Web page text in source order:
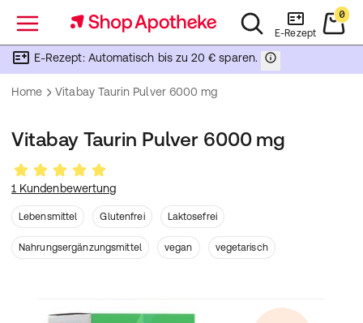
Menü E-Rezept
0
E-Rezept: Automatisch bis zu 20 € sparen.
Home Vitabay Taurin Pulver 6000 mg
Vitabay Taurin Pulver 6000 mg
1 Kundenbewertung
Lebensmittel Glutenfrei Laktosefrei
Nahrungsergänzungsmittel vegan vegetarisch